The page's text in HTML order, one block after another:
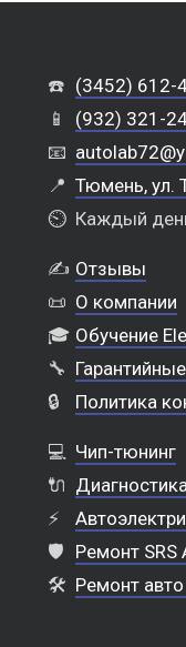
☎️ (3452) 612-
📱
(932) 321-
📧
📍 Тюмень, ул.
⏲️ Каждый
✍️ Отзывы
📜 О компании
🎓 Обучение
🔧
🔒
Политика
💻 Чип-тюнинг
🔌
⚡
🛡️ Ремонт SRS
🛠️ Ремонт